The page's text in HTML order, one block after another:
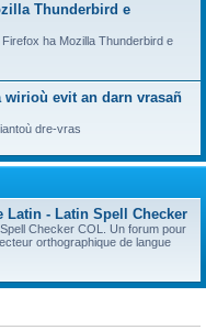
Thunderbird e
ha Mozilla Thunderbird e
evit an darn vrasañ
dre-vras
Latin - Latin Spell Checker
Checker COL. Un forum pour
orthographique de langue